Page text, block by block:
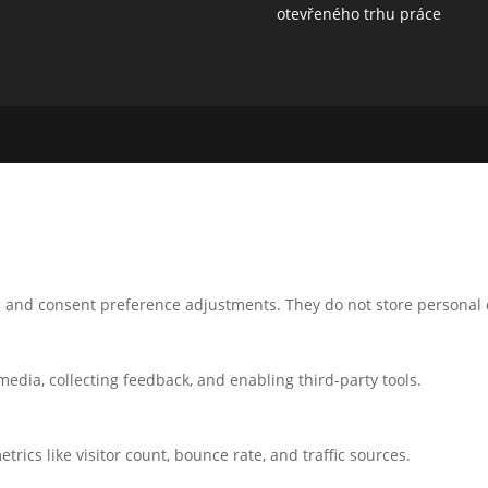
otevřeného trhu práce
consent preference adjustments. They do not store personal
collecting feedback, and enabling third-party tools.
like visitor count, bounce rate, and traffic sources.